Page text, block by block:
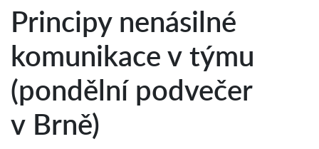
Principy nenásilné
komunikace v týmu
(pondělní podvečer
v Brně)